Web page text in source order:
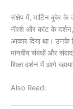
संक्षेप में, मार्टिन बुबेर के
नीत्शे और कांट के दर्शन,
आकार दिया था। उनके
मानवीय संबंधों और
शिक्षा दर्शन में आगे
Also Read: